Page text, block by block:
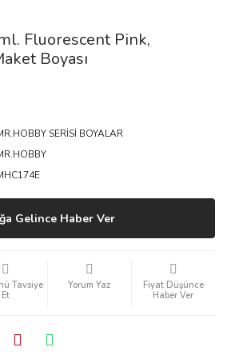
Fluorescent Pink,
Boyası
SERİSİ BOYALAR
Gelince Haber Ver
Tavsiye
Et
Yorum Yaz
Fiyat Düşünce
Haber Ver